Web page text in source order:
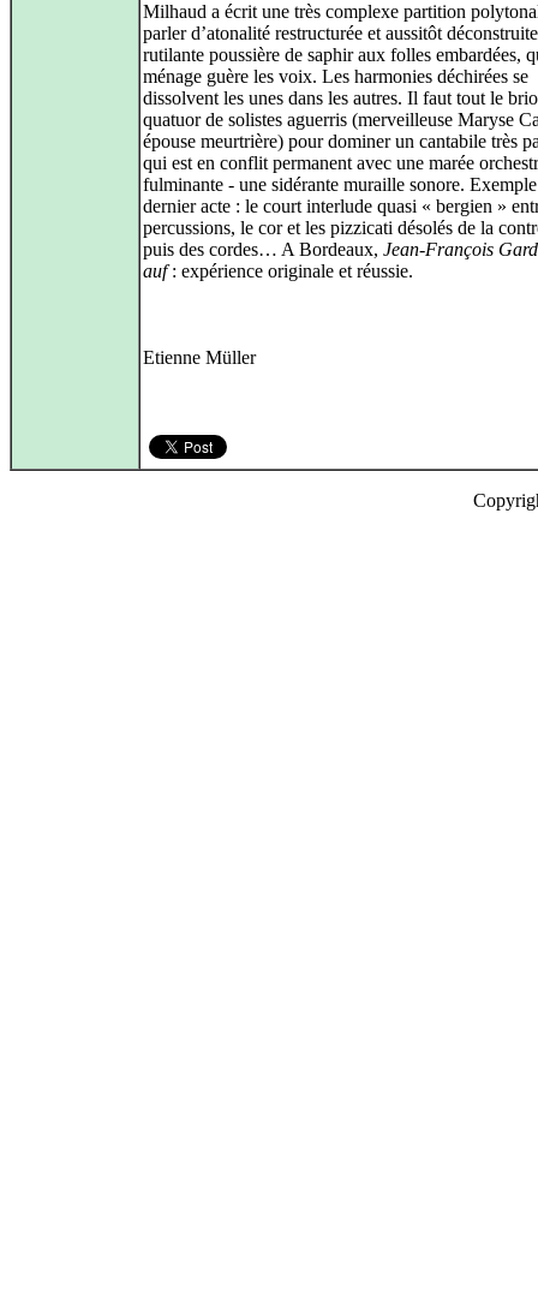
Milhaud a écrit une très complexe partition
parler d’atonalité restructurée et aussitôt
rutilante poussière de saphir aux folles embardées,
ménage guère les voix. Les harmonies déchirées se
dissolvent les unes dans les autres. Il faut tout le
quatuor de solistes aguerris (merveilleuse Maryse
épouse meurtrière) pour dominer un cantabile très
qui est en conflit permanent avec une marée
fulminante - une sidérante muraille sonore.
dernier acte : le court interlude quasi « bergien »
percussions, le cor et les pizzicati désolés de la
puis des cordes… A Bordeaux, Jean-François
auf: expérience originale et réussie.
Etienne Müller